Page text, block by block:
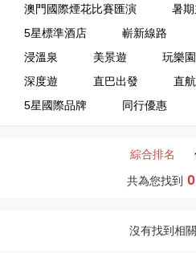
澳門國際煙花比賽匯演
暑
5星標準酒店
嶄新線路
浸溫泉
美景遊 玩樂園
深度遊
直巴出發 直
5星國際品牌
同行優惠
綜合排名
共為您找到 0
沒有找到相